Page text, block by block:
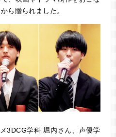
ら贈られました。
3DCG学科 堀内さん、声優学